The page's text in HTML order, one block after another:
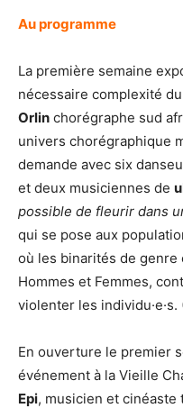
Au programme
La première semaine
nécessaire complexité
Orlin chorégraphe sud
univers chorégraphique
demande avec six
et deux musiciennes de
possible de fleurir dans
qui se pose aux
où les binarités de genre
Hommes et Femmes,
violenter les individu·e·s.
En ouverture le premier
événement à la Vieille
Epi, musicien et